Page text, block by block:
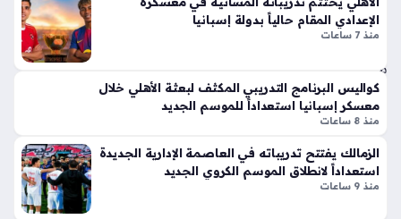
الج
بإ
ط
لا
ق
أيق
ونت
ها
مرا
منذ
سا
عتي
مبا
سجلها الفريق المصري في آخر تجاربه التحضيرية قبل انطلاق
الموسم الجديد، حيث انتهت المواجهة بهدفين مقابل هدف لصالح…
الإعدادي المقام حالياً بدولة إسبانيا
منذ 7 ساعات
كواليس البرنامج التدريبي المكثف لبعثة الأهلي خلال
معسكر إسبانيا استعداداً للموسم الجديد
منذ 8 ساعات
الزمالك يفتتح تدريباته في العاصمة الإدارية الجديدة
استعداداً لانطلاق الموسم الكروي الجديد
منذ 9 ساعات